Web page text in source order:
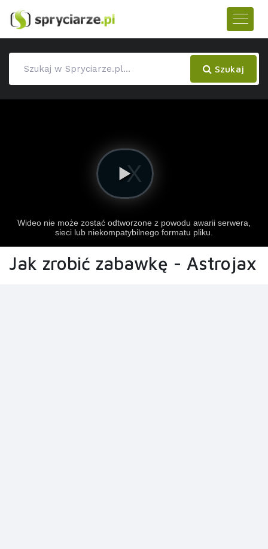
Szukaj
Jak zrobić zabawkę - Astrojax